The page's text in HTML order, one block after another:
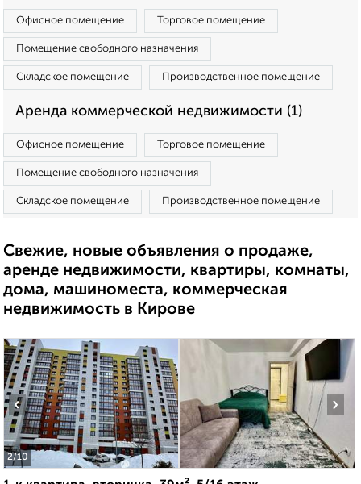
Офисное помещение Торговое помещение
Помещение свободного назначения
Складское помещение Производственное помещение
Аренда коммерческой недвижимости (1)
Офисное помещение Торговое помещение
Помещение свободного назначения
Складское помещение Производственное помещение
Свежие, новые объявления о продаже,
аренде недвижимости, квартиры, комнаты,
дома, машиноместа, коммерческая
недвижимость в Кирове
2/10
‹ ›